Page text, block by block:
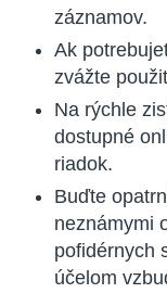
záznamov.
Ak
zvážte
Na rýchle
dostupné
riadok.
Buďte
neznámymi
pofidérnych
účelom